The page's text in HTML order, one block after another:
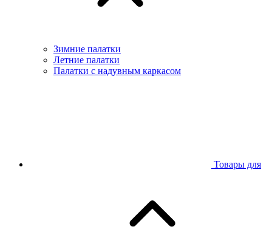
Зимние палатки
Летние палатки
Палатки с надувным каркасом
Товары для